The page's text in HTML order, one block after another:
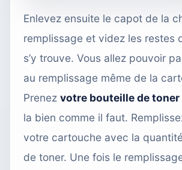
Enlevez ensuite le capot de la
remplissage et videz les restes
s’y trouve. Vous allez pouvoir
au remplissage même de la
Prenez votre bouteille de toner
la bien comme il faut.
votre cartouche avec la
de toner. Une fois le